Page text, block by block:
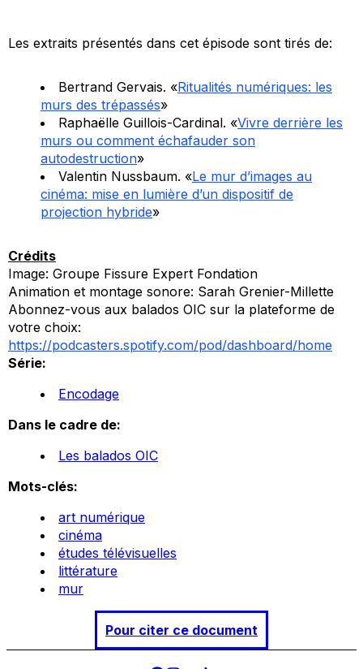
Les extraits présentés dans cet épisode sont tirés de:
Bertrand Gervais. «Ritualités numériques: les
murs des trépassés»
Raphaëlle Guillois-Cardinal. «Vivre derrière les
murs ou comment échafauder son
autodestruction»
Valentin Nussbaum. «Le mur d’images au
cinéma: mise en lumière d’un dispositif de
projection hybride»
Crédits
Image: Groupe Fissure Expert Fondation
Animation et montage sonore: Sarah Grenier-Millette
Abonnez-vous aux balados OIC sur la plateforme de
votre choix:
https://podcasters.spotify.com/pod/dashboard/home
Série:
Encodage
Dans le cadre de:
Les balados OIC
Mots-clés:
art numérique
cinéma
études télévisuelles
littérature
mur
Pour citer ce document